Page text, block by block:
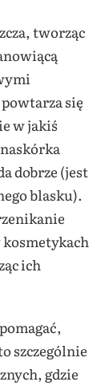
tworząc
się
w jakiś
dobrze (jest
blasku).
ich
szczególnie
gdzie